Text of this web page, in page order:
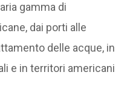
gamma di
dai porti alle
delle acque, in
e in territori americani